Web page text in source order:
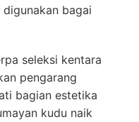
bagai
seleksi kentara
pengarang
bagian estetika
kudu naik